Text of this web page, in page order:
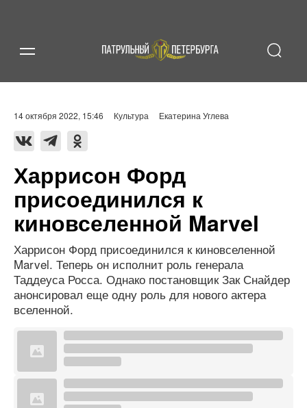
14 октября 2022, 15:46 Культура Екатерина Углева
Харрисон Форд
присоединился к
киновселенной Marvel
Харрисон Форд присоединился к киновселенной
Marvel. Теперь он исполнит роль генерала
Таддеуса Росса. Однако постановщик Зак Снайдер
анонсировал еще одну роль для нового актера
вселенной.